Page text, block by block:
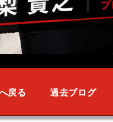
戻る 過去ブログ